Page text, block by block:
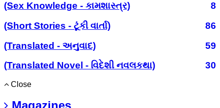
(Sex Knowledge - કામશાસ્ત્ર)
8
(Short Stories - ટૂંકી વાર્તા)
86
(Translated - અનુવાદ)
59
(Translated Novel - વિદેશી નવલકથા)
30
Close
Magazines